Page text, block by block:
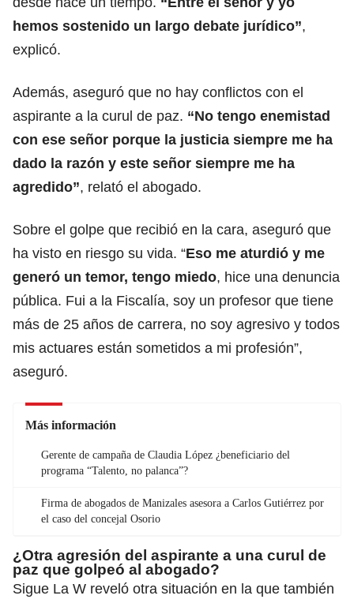
hemos sostenido un largo debate jurídico”,
explicó.
Además, aseguró que no hay conflictos con el
aspirante a la curul de paz. “No tengo enemistad
con ese señor porque la justicia siempre me ha
dado la razón y este señor siempre me ha
agredido”, relató el abogado.
Sobre el golpe que recibió en la cara, aseguró que
ha visto en riesgo su vida. “Eso me aturdió y me
generó un temor, tengo miedo, hice una denuncia
pública. Fui a la Fiscalía, soy un profesor que tiene
más de 25 años de carrera, no soy agresivo y todos
mis actuares están sometidos a mi profesión”,
aseguró.
Más información
Gerente de campaña de Claudia López ¿beneficiario del
programa “Talento, no palanca”?
Firma de abogados de Manizales asesora a Carlos Gutiérrez por
el caso del concejal Osorio
¿Otra agresión del aspirante a una curul de
paz que golpeó al abogado?
Sigue La W reveló otra situación en la que también